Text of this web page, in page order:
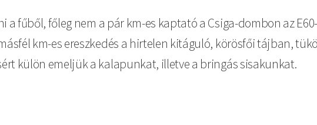
fűből, főleg nem a pár km-es kaptató a Csiga-dombon az
km-es ereszkedés a hirtelen kitáguló, körösfői tájban,
külön emeljük a kalapunkat, illetve a bringás sisakunkat.